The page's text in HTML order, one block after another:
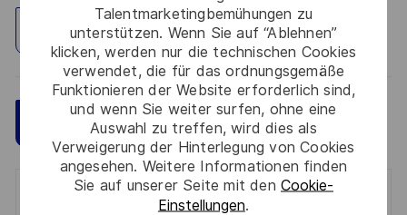
Talentmarketingbemühungen zu
unterstützen. Wenn Sie auf “Ablehnen”
klicken, werden nur die technischen Cookies
verwendet, die für das ordnungsgemäße
Funktionieren der Website erforderlich sind,
und wenn Sie weiter surfen, ohne eine
Auswahl zu treffen, wird dies als
Verweigerung der Hinterlegung von Cookies
angesehen. Weitere Informationen finden
Sie auf unserer Seite mit den Cookie-
Einstellungen.
Standort erkunden
Jetzt bewerben Speichern
Get notified for similar jobs